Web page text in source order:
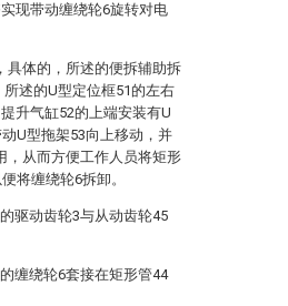
现带动缠绕轮6旋转对电
具体的，所述的便拆辅助拆
述的U型定位框51的左右
升气缸52的上端安装有U
U型拖架53向上移动，并
，从而方便工作人员将矩形
将缠绕轮6拆卸。
驱动齿轮3与从动齿轮45
缠绕轮6套接在矩形管44